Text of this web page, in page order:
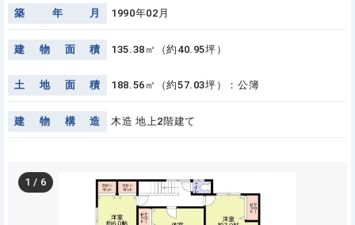
築 年 月 1990年02月
建 物 面 積 135.38㎡（約40.95坪）
土 地 面 積 188.56㎡（約57.03坪）：公簿
建 物 構 造 木造 地上2階建て
1 / 6